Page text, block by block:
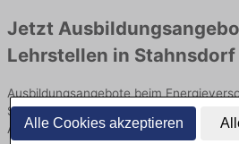
Alle Cookies akzeptieren
Jetzt
Lehrstellen in
Ausbildungsangebote beim
Sie von namhaften Firmen. Entdecken
Arbeitgebern und bewerben Sie sich